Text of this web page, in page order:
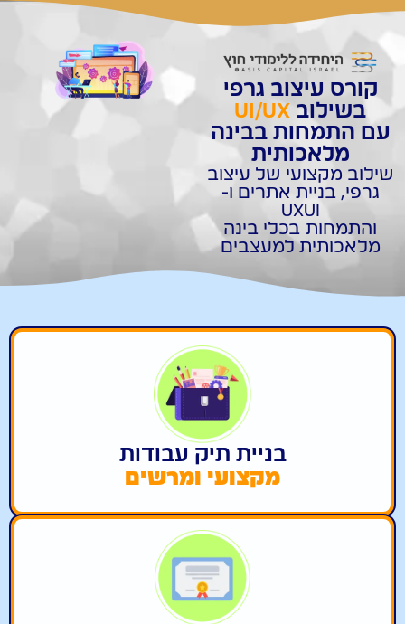
קורס עיצוב גרפי
בשילוב UI/UX
עם התמחות בבינה
מלאכותית
שילוב מקצועי של עיצוב
גרפי, בניית אתרים ו-
UXUI
והתמחות בכלי בינה
מלאכותית למעצבים
בניית תיק עבודות
מקצועי ומרשים